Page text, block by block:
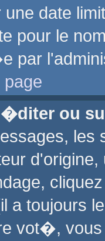
date
pour le
par
page
ou
d'origine,
a toujours
vot�,